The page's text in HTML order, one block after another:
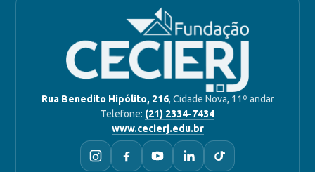
Rua Benedito Hipólito, 216, Cidade Nova, 11º andar
Telefone: (21) 2334-7434
www.cecierj.edu.br